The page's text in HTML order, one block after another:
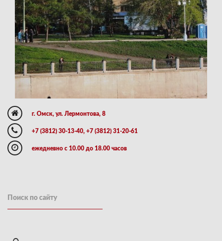
г. Омск, ул. Лермонтова, 8
+7 (3812) 30-13-40, +7 (3812) 31-20-61
ежедневно с 10.00 до 18.00 часов